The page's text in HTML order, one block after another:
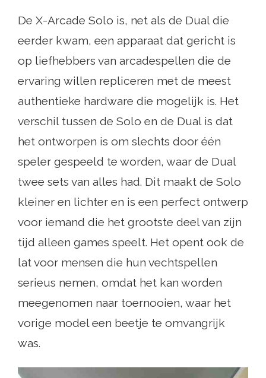
De X-Arcade Solo is, net als de Dual die
eerder kwam, een apparaat dat gericht is
op liefhebbers van arcadespellen die de
ervaring willen repliceren met de meest
authentieke hardware die mogelijk is. Het
verschil tussen de Solo en de Dual is dat
het ontworpen is om slechts door één
speler gespeeld te worden, waar de Dual
twee sets van alles had. Dit maakt de Solo
kleiner en lichter en is een perfect ontwerp
voor iemand die het grootste deel van zijn
tijd alleen games speelt. Het opent ook de
lat voor mensen die hun vechtspellen
serieus nemen, omdat het kan worden
meegenomen naar toernooien, waar het
vorige model een beetje te omvangrijk
was.